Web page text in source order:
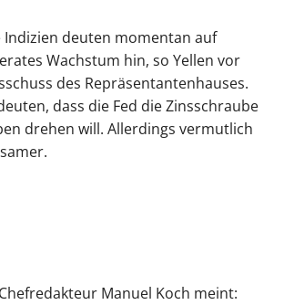
Indizien deuten momentan auf
Wachstum hin, so Yellen vor
des Repräsentantenhauses.
dass die Fed die Zinsschraube
drehen will. Allerdings vermutlich
Manuel Koch meint: